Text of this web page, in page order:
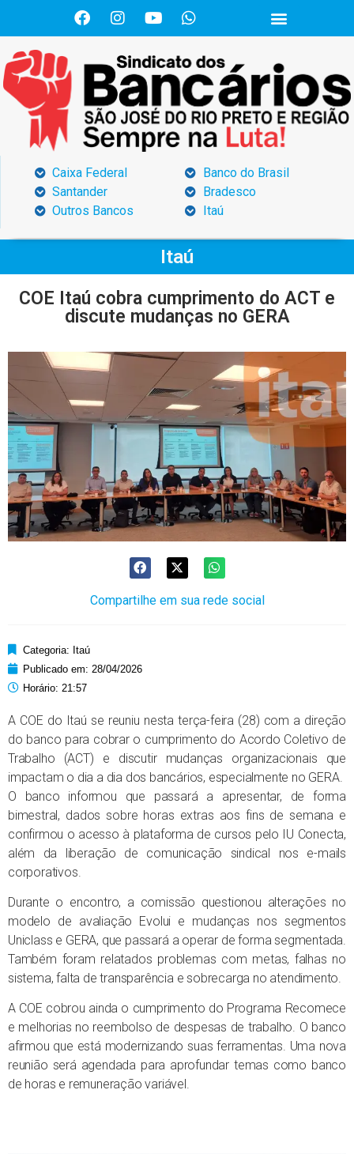
Caixa Federal
Santander
Outros Bancos
Banco do Brasil
Bradesco
Itaú
Itaú
COE Itaú cobra cumprimento do ACT e
discute mudanças no GERA
Compartilhe em sua rede social
Categoria: Itaú
Publicado em: 28/04/2026
Horário: 21:57
A COE do Itaú se reuniu nesta terça-feira (28) com a direção
do banco para cobrar o cumprimento do Acordo Coletivo de
Trabalho (ACT) e discutir mudanças organizacionais que
impactam o dia a dia dos bancários, especialmente no GERA.
O banco informou que passará a apresentar, de forma
bimestral, dados sobre horas extras aos fins de semana e
confirmou o acesso à plataforma de cursos pelo IU Conecta,
além da liberação de comunicação sindical nos e-mails
corporativos.
Durante o encontro, a comissão questionou alterações no
modelo de avaliação Evolui e mudanças nos segmentos
Uniclass e GERA, que passará a operar de forma segmentada.
Também foram relatados problemas com metas, falhas no
sistema, falta de transparência e sobrecarga no atendimento.
A COE cobrou ainda o cumprimento do Programa Recomece
e melhorias no reembolso de despesas de trabalho. O banco
afirmou que está modernizando suas ferramentas. Uma nova
reunião será agendada para aprofundar temas como banco
de horas e remuneração variável.